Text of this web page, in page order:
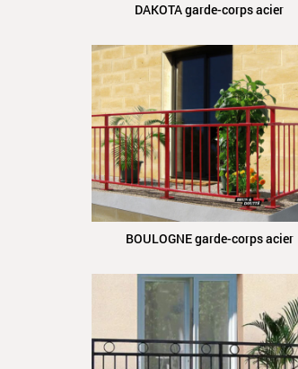
DAKOTA garde-corps acier
BOULOGNE garde-corps acier